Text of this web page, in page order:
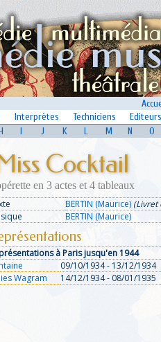
Interprètes Techniciens
Editeurs
I J K L M N O
Cocktail
en 3 actes et 4 tableaux
BERTIN (Maurice) (Livret
BERTIN (Maurice)
à Paris jusqu'en 1944
09/10/1934 - 13/12/1934
Wagram
14/12/1934 - 08/01/1935